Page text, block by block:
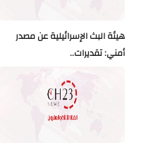
هيئة البث الإسرائيلية عن مصدر
أمني: تقديرات..